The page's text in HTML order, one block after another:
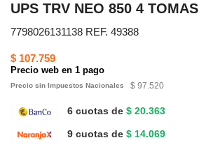
UPS TRV NEO 850 4 TOMAS
7798026131138 REF. 49388
$ 107.759
Precio web en 1 pago
Precio sin Impuestos Nacionales $ 97.520
6 cuotas de $ 20.363
9 cuotas de $ 14.069